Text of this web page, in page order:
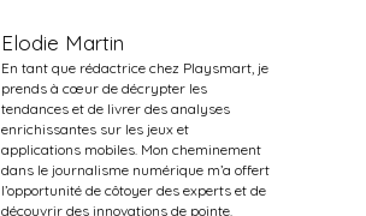
Elodie Martin
En tant que rédactrice chez Playsmart, je
prends à cœur de décrypter les
tendances et de livrer des analyses
enrichissantes sur les jeux et
applications mobiles. Mon cheminement
dans le journalisme numérique m’a offert
l’opportunité de côtoyer des experts et de
découvrir des innovations de pointe.